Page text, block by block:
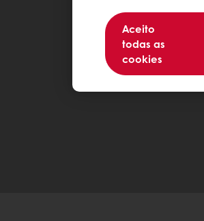
Aceito
todas as
cookies